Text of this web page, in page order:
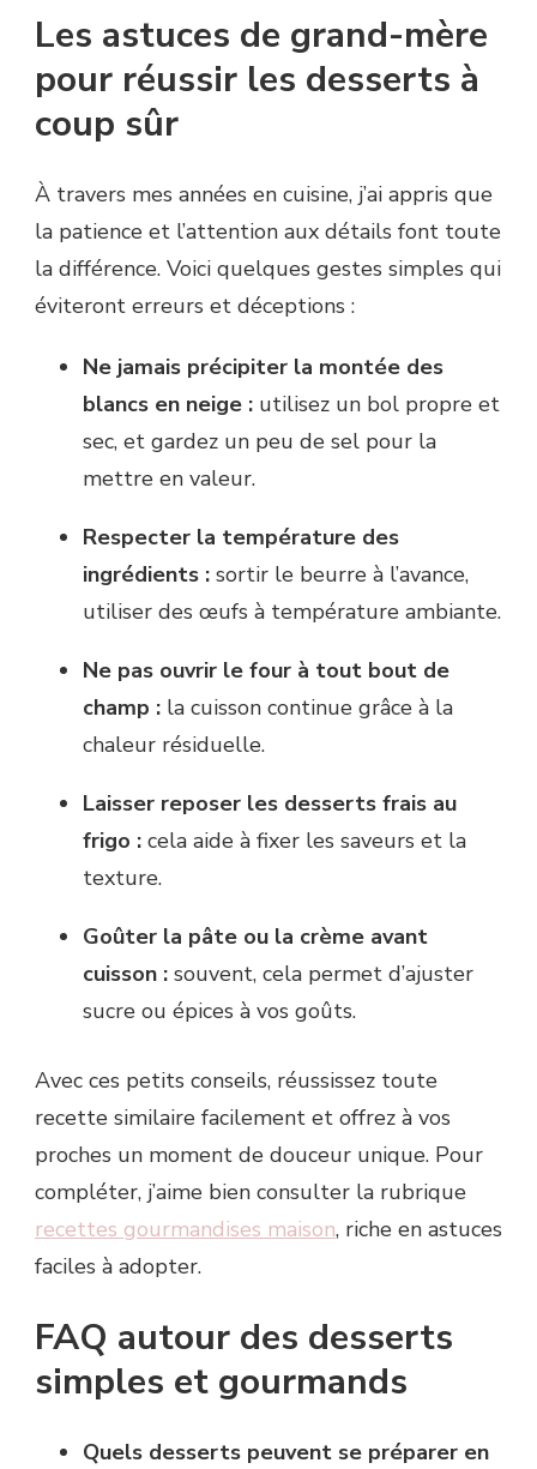
Les astuces de grand-mère
pour réussir les desserts à
coup sûr
À travers mes années en cuisine, j’ai appris que
la patience et l’attention aux détails font toute
la différence. Voici quelques gestes simples qui
éviteront erreurs et déceptions :
Ne jamais précipiter la montée des
blancs en neige : utilisez un bol propre et
sec, et gardez un peu de sel pour la
mettre en valeur.
Respecter la température des
ingrédients : sortir le beurre à l’avance,
utiliser des œufs à température ambiante.
Ne pas ouvrir le four à tout bout de
champ : la cuisson continue grâce à la
chaleur résiduelle.
Laisser reposer les desserts frais au
frigo : cela aide à fixer les saveurs et la
texture.
Goûter la pâte ou la crème avant
cuisson : souvent, cela permet d’ajuster
sucre ou épices à vos goûts.
Avec ces petits conseils, réussissez toute
recette similaire facilement et offrez à vos
proches un moment de douceur unique. Pour
compléter, j’aime bien consulter la rubrique
recettes gourmandises maison, riche en astuces
faciles à adopter.
FAQ autour des desserts
simples et gourmands
Quels desserts peuvent se préparer en